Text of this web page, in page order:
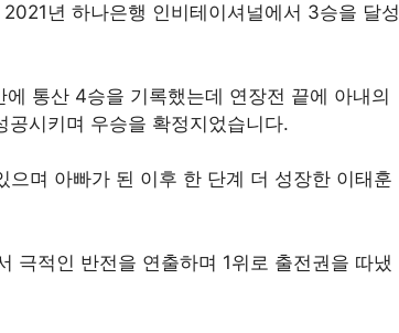
년 하나은행 인비테이셔널에서 3승을 달성
통산 4승을 기록했는데 연장전 끝에 아내의
시키며 우승을 확정지었습니다.
며 아빠가 된 이후 한 단계 더 성장한 이태훈
극적인 반전을 연출하며 1위로 출전권을 따냈